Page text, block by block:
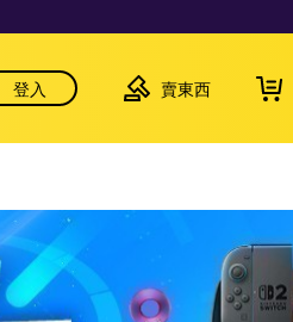
登入 賣東西